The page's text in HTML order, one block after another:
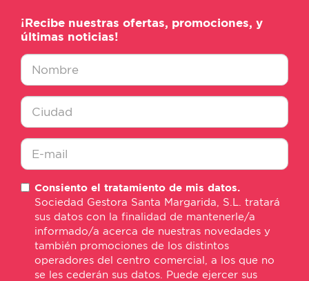
¡Recibe nuestras ofertas, promociones, y
últimas noticias!
Nombre
Ciudad
mail
Consiento el tratamiento de mis datos.
Sociedad Gestora Santa Margarida, S.L. tratará
sus datos con la finalidad de mantenerle/a
informado/a acerca de nuestras novedades y
también promociones de los distintos
operadores del centro comercial, a los que no
se les cederán sus datos. Puede ejercer sus